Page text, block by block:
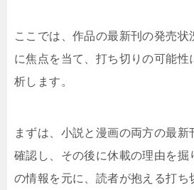
ここでは、作品の最新刊の発売状
に焦点を当て、打ち切りの可能性
析します。
まずは、小説と漫画の両方の最新
確認し、その後に休載の理由を掘
の情報を元に、読者が抱える打ち